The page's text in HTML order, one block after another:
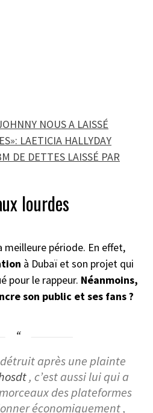
NOUS A LAISSÉ
LAETICIA HALLYDAY
DE DETTES LAISSÉ PAR
lourdes
meilleure période. En effet,
à Dubaï et son projet qui
pour le rappeur. Néanmoins,
son public et ses fans ?
après une plainte
, c’est aussi lui qui a
des plateformes
économiquement ,